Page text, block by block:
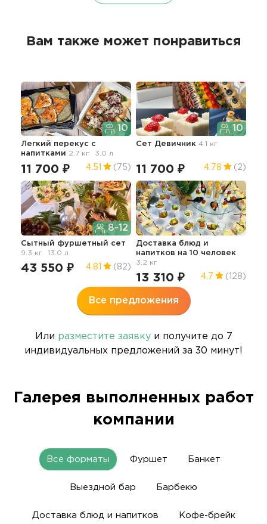
Вам также может понравиться
10
Легкий перекус с
напитками 2.7 кг 3.0 л
11 700 ₽ 4.51 (75)
10
Сет Девичник 4.1 кг
11 700 ₽ 4.78 (2)
8-12
Сытный фуршетный сет
9.3 кг
13.0 л
43 550 ₽ 4.81 (82)
Доставка блюд и
напитков на 10 человек
3.2 кг
13 310 ₽ 4.7 (128)
Все предложения
Или разместите заявкуи получите до 7
индивидуальных предложений за 30 минут!
Галерея выполненных работ
компании
Все форматы Фуршет Банкет
Выездной бар Барбекю
Доставка блюд и напитков Кофе-брейк